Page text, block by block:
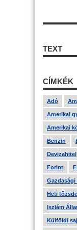
TEXT
CÍMKÉK
Adó
Amerikai
Amerikai
Benzin
Devizahitel
Forint
Heti
Iszlám
Külföldi